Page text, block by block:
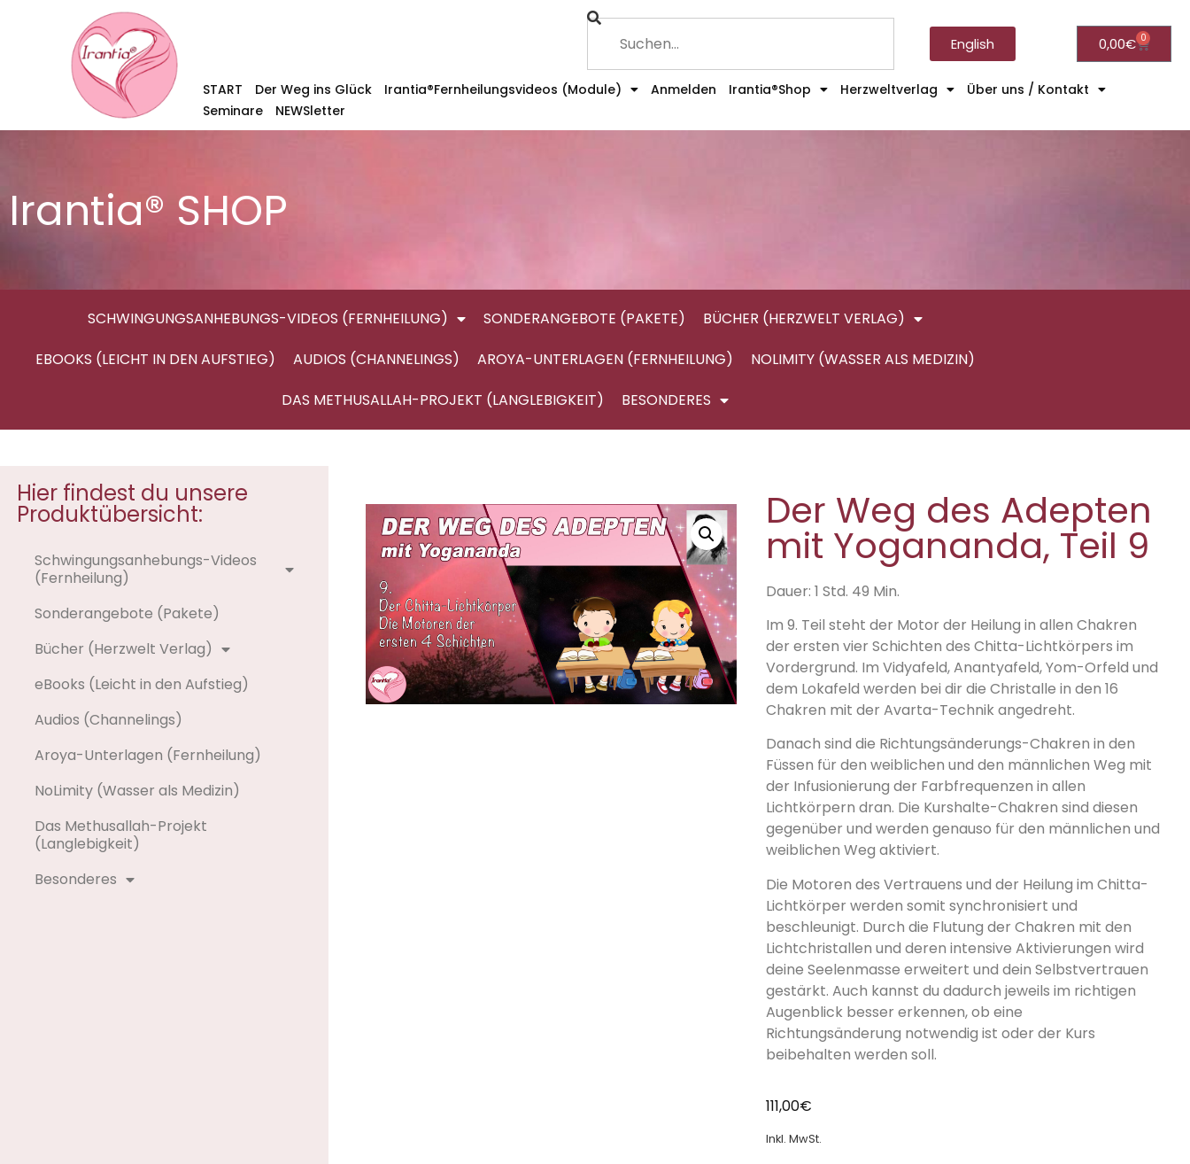
English 0,00€ 0
START Der Weg ins Glück Irantia®Fernheilungsvideos (Module) Anmelden Irantia®Shop Herzweltverlag
Über uns / Kontakt
Seminare
NEWSletter
Irantia® SHOP
SCHWINGUNGSANHEBUNGS-VIDEOS (FERNHEILUNG) SONDERANGEBOTE (PAKETE)
BÜCHER (HERZWELT VERLAG)
EBOOKS (LEICHT IN DEN AUFSTIEG)
AUDIOS (CHANNELINGS) AROYA-UNTERLAGEN (FERNHEILUNG)
NOLIMITY (WASSER ALS MEDIZIN)
DAS METHUSALLAH-PROJEKT (LANGLEBIGKEIT)
BESONDERES
Hier findest du unsere
Produktübersicht:
Schwingungsanhebungs-Videos
(Fernheilung)
Sonderangebote (Pakete)
Bücher (Herzwelt Verlag)
eBooks (Leicht in den Aufstieg)
Audios (Channelings)
Aroya-Unterlagen (Fernheilung)
NoLimity (Wasser als Medizin)
Das Methusallah-Projekt
(Langlebigkeit)
Besonderes
Der Weg des Adepten
mit Yogananda, Teil 9
Dauer: 1 Std. 49 Min.
Im 9. Teil steht der Motor der Heilung in allen Chakren
der ersten vier Schichten des Chitta-Lichtkörpers im
Vordergrund. Im Vidyafeld, Anantyafeld, Yom-Orfeld und
dem Lokafeld werden bei dir die Christalle in den 16
Chakren mit der Avarta-Technik angedreht.
Danach sind die Richtungsänderungs-Chakren in den
Füssen für den weiblichen und den männlichen Weg mit
der Infusionierung der Farbfrequenzen in allen
Lichtkörpern dran. Die Kurshalte-Chakren sind diesen
gegenüber und werden genauso für den männlichen und
weiblichen Weg aktiviert.
Die Motoren des Vertrauens und der Heilung im Chitta-
Lichtkörper werden somit synchronisiert und
beschleunigt. Durch die Flutung der Chakren mit den
Lichtchristallen und deren intensive Aktivierungen wird
deine Seelenmasse erweitert und dein Selbstvertrauen
gestärkt. Auch kannst du dadurch jeweils im richtigen
Augenblick besser erkennen, ob eine
Richtungsänderung notwendig ist oder der Kurs
beibehalten werden soll.
111,00€
Inkl. MwSt.